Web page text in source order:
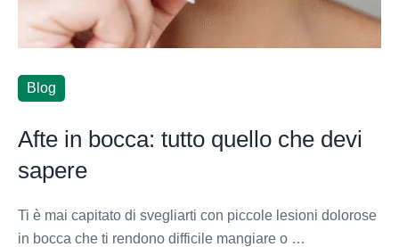
Blog
Afte in bocca: tutto quello che devi
sapere
Ti è mai capitato di svegliarti con piccole lesioni dolorose
in bocca che ti rendono difficile mangiare o …